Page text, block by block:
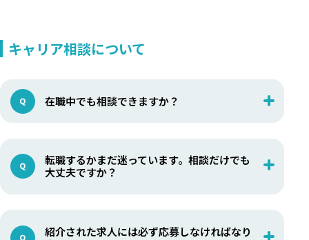
キャリア相談について
在職中でも相談できますか？
転職するかまだ迷っています。相談だけでも
大丈夫ですか？
紹介された求人には必ず応募しなければなり